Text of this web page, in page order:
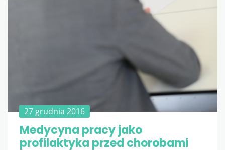
27 grudnia 2016
Medycyna pracy jako
profilaktyka przed chorobami